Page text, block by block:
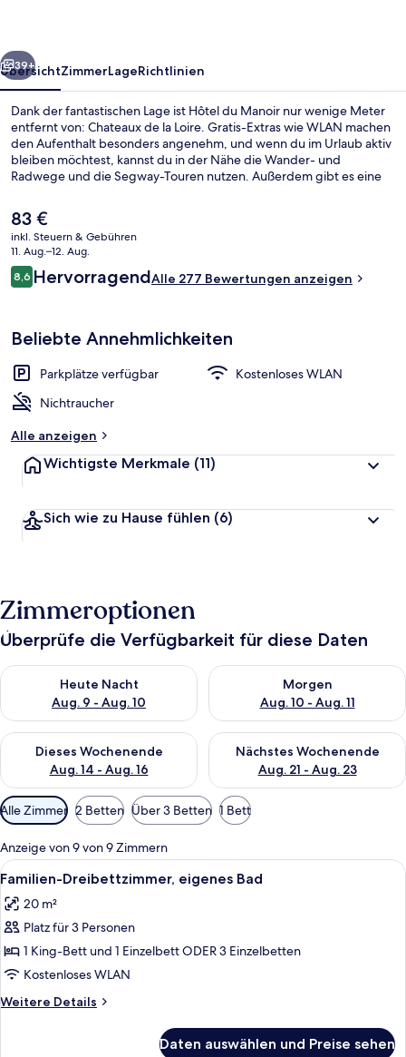
Weiter
39+
ÜbersichtZimmerLageRichtlinien
Dank der fantastischen Lage ist Hôtel du Manoir nur wenige Meter
entfernt von: Chateaux de la Loire. Gratis-Extras wie WLAN machen
den Aufenthalt besonders angenehm, und wenn du im Urlaub aktiv
bleiben möchtest, kannst du in der Nähe die Wander- und
Radwege und die Segway-Touren nutzen. Außerdem gibt es eine
Der
aktuelle
Preis
beträgt
83 €.
83 €
inkl. Steuern & Gebühren
11. Aug.–12. Aug.
Bewertungen
8,68,6 von 10.
HervorragendAlle 277 Bewertungen anzeigen
Beliebte Annehmlichkeiten
Parkplätze verfügbar
Kostenloses WLAN
Nichtraucher
Alle anzeigen
Wichtigste Merkmale (11)
Sich wie zu Hause fühlen (6)
Zimmeroptionen
Überprüfe die Verfügbarkeit für diese Daten
Heute Nacht
Aug. 9 - Aug. 10
Überprüfe die Verfügbarkeit für heute Nacht, Aug. 9 - Aug.
Morgen
Aug. 10 - Aug. 11
Überprüfe die Verfügbarkeit
Dieses Wochenende
Aug. 14 - Aug. 16
Überprüfe die Verfügbarkeit für dieses Wochenende, Aug. 14
Nächstes Wochenende
Aug. 21 - Aug. 23
Überprüfe die Verfügbarkeit
Verfügbare
Filter
für
Zimmer
Alle Zimmer 2 Betten Über 3 Betten 1 Bett
Anzeige von 9 von 9 Zimmern
Alle
Fotos
für
Familien-
Dreibettzimmer,
eigenes
Bad
anzeigen
Ein Hotelzimmer mit zwei Betten,
6
Familien-Dreibettzimmer, eigenes Bad
20 m²
Platz für 3 Personen
1 King-Bett und 1 Einzelbett ODER 3 Einzelbetten
Kostenloses WLAN
Weitere Details
Weitere
Daten auswählen und Preise sehen